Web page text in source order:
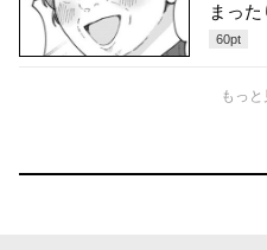
まった
60pt
もっと